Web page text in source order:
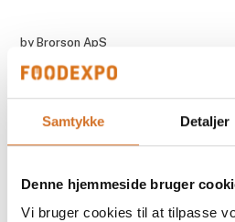
Samtykke Detaljer
Denne hjemmeside bruger
Vi bruger cookies til at tilpasse
by Brorson ApS
by Brorson® Når Hver
Køkken